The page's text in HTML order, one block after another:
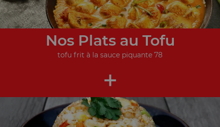
Nos Plats au Tofu
tofu frit à la sauce piquante 78
+